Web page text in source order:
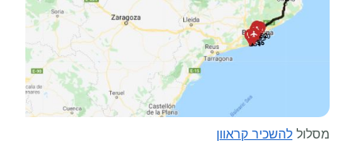
מסלול להשכיר קראוון